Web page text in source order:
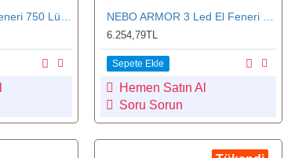
6.254,79TL
Sepete Ekle
Hemen Satın Al
Soru Sorun